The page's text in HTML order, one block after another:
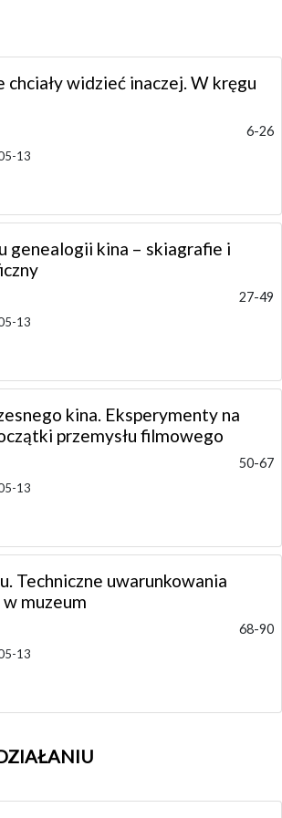
widzieć inaczej. W kręgu
6-26
13
genealogii kina – skiagrafie i
27-49
13
kina. Eksperymenty na
przemysłu filmowego
50-67
13
Techniczne uwarunkowania
muzeum
68-90
13